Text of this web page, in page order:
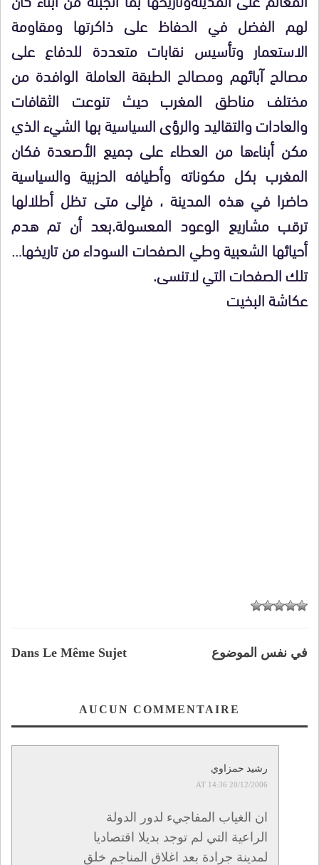
لهم الفضل في الحفاظ على ذاكرتها ومقاومة
الاستعمار وتأسيس نقابات متعددة للدفاع على
مصالح آبائهم ومصالح الطبقة العاملة الوافدة من
مختلف مناطق المغرب حيث تنوعت الثقافات
والعادات والتقاليد والرؤى السياسية بها الشيء الذي
مكن أبناءها من العطاء على جميع الأصعدة فكان
المغرب بكل مكوناته وأطيافه الحزبية والسياسية
حاضرا في هذه المدينة ، فإلى متى تظل أطلالها
ترقب مشاريع الوعود المعسولة.بعد أن تم هدم
أحيائها الشعبيةوطي الصفحات السوداء من تاريخها…
تلك الصفحات التي لاتنسى.
عكاشة البخيت
Dans Le Même Sujet في نفس الموضوع
AUCUN COMMENTAIRE
رشيد حمزاوي
20/12/2006 AT 14:36
ان الغياب المفاجيء لدور الدولة
الراعية التي لم توجد بديلا اقتصاديا
لمدينة جرادة بعد اغلاق المناجم خلق